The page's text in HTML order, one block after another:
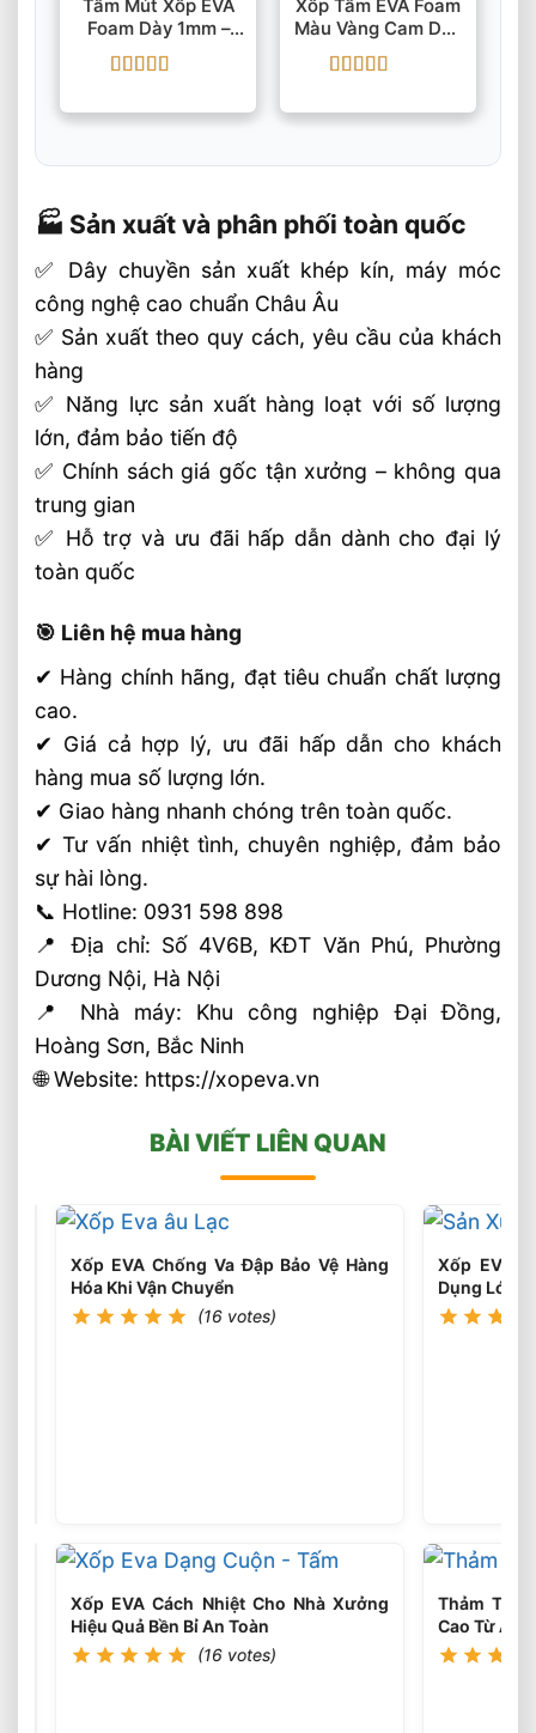
Tấm Mút Xốp EVA
Foam Dày 1mm –
55mmx1.25mx2.5m
hạng55 sao
Xốp Tấm EVA Foam
Màu Vàng Cam Dày
5mm-
40mmx1.25mx2.5m
hạng55 sao
🏭 Sản xuất và phân phối toàn quốc
✅ Dây chuyền sản xuất khép kín, máy móc
công nghệ cao chuẩn Châu Âu
✅ Sản xuất theo quy cách, yêu cầu của khách
hàng
✅ Năng lực sản xuất hàng loạt với số lượng
lớn, đảm bảo tiến độ
✅ Chính sách giá gốc tận xưởng – không qua
trung gian
✅ Hỗ trợ và ưu đãi hấp dẫn dành cho đại lý
toàn quốc
🎯 Liên hệ mua hàng
✔ Hàng chính hãng, đạt tiêu chuẩn chất lượng
cao.
✔ Giá cả hợp lý, ưu đãi hấp dẫn cho khách
hàng mua số lượng lớn.
✔ Giao hàng nhanh chóng trên toàn quốc.
✔ Tư vấn nhiệt tình, chuyên nghiệp, đảm bảo
sự hài lòng.
📞 Hotline: 0931 598 898
📍 Địa chỉ: Số 4V6B, KĐT Văn Phú, Phường
Dương Nội, Hà Nội
📍 Nhà máy: Khu công nghiệp Đại Đồng,
Hoàng Sơn, Bắc Ninh
🌐 Website: https://xopeva.vn
BÀI VIẾT LIÊN QUAN
Lực
Cao
Nhà
Sản
Xuất
Xốp EVA Chống Va Đập Bảo Vệ Hàng
Hóa Khi Vận Chuyển
(16 votes)
Xốp EVA Cách Nhiệt Cho Nhà Xưởng
Hiệu Quả Bền Bỉ An Toàn
(16 votes)
Xốp EVA
Dụng Lót
Thảm Thể
Cao Từ Âu